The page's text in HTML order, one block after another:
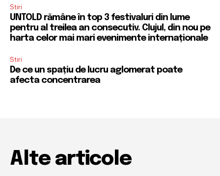
Stiri
UNTOLD rămâne în top 3 festivaluri din lume
pentru al treilea an consecutiv. Clujul, din nou pe
harta celor mai mari evenimente internaționale
Stiri
De ce un spațiu de lucru aglomerat poate
afecta concentrarea
Alte articole